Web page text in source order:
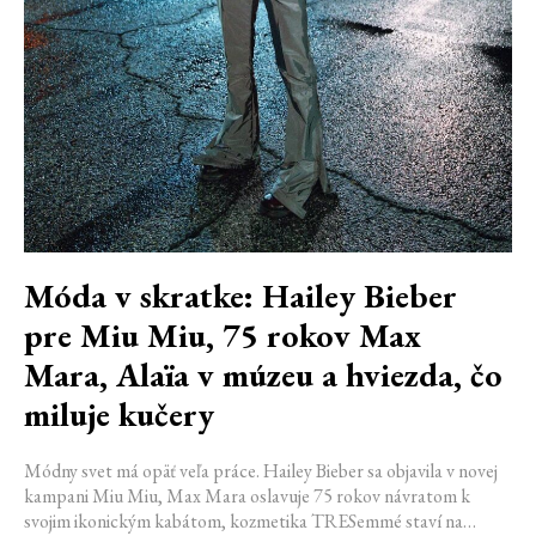
Móda v skratke: Hailey Bieber
pre Miu Miu, 75 rokov Max
Mara, Alaïa v múzeu a hviezda, čo
miluje kučery
Módny svet má opäť veľa práce. Hailey Bieber sa objavila v novej
kampani Miu Miu, Max Mara oslavuje 75 rokov návratom k
svojim ikonickým kabátom, kozmetika TRESemmé staví na